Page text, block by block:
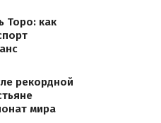
Торо: как
рекордной
мира